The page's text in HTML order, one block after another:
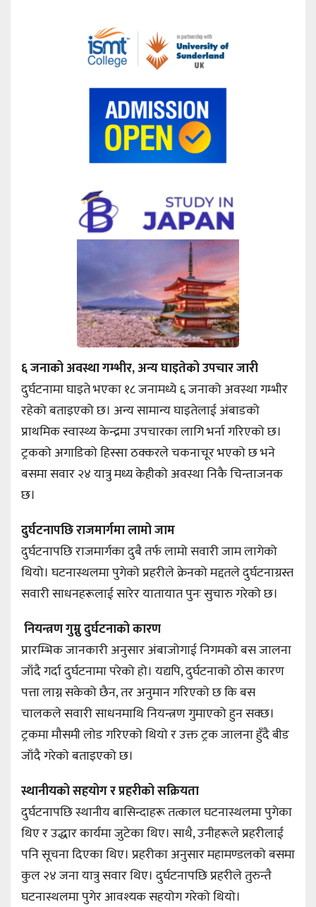
६ जनाको अवस्था गम्भीर, अन्य घाइतेको उपचार जारी
दुर्घटनामा घाइते भएका १८ जनामध्ये ६ जनाको अवस्था गम्भीर
रहेको बताइएको छ। अन्य सामान्य घाइतेलाई अंबाडको
प्राथमिक स्वास्थ्य केन्द्रमा उपचारका लागि भर्ना गरिएको छ।
ट्रकको अगाडिको हिस्सा ठक्करले चकनाचूर भएको छ भने
बसमा सवार २४ यात्रु मध्य केहीको अवस्था निकै चिन्ताजनक
छ।
दुर्घटनापछि राजमार्गमा लामो जाम
दुर्घटनापछि राजमार्गका दुबै तर्फ लामो सवारी जाम लागेको
थियो। घटनास्थलमा पुगेको प्रहरीले क्रेनको मद्दतले दुर्घटनाग्रस्त
सवारी साधनहरूलाई सारेर यातायात पुनः सुचारु गरेको छ।
नियन्त्रण गुम्नु दुर्घटनाको कारण
प्रारम्भिक जानकारी अनुसार अंबाजोगाई निगमको बस जालना
जाँदै गर्दा दुर्घटनामा परेको हो। यद्यपि, दुर्घटनाको ठोस कारण
पत्ता लाग्न सकेको छैन, तर अनुमान गरिएको छ कि बस
चालकले सवारी साधनमाथि नियन्त्रण गुमाएको हुन सक्छ।
ट्रकमा मौसमी लोड गरिएको थियो र उक्त ट्रक जालना हुँदै बीड
जाँदै गरेको बताइएको छ।
स्थानीयको सहयोग र प्रहरीको सक्रियता
दुर्घटनापछि स्थानीय बासिन्दाहरू तत्काल घटनास्थलमा पुगेका
थिए र उद्धार कार्यमा जुटेका थिए। साथै, उनीहरूले प्रहरीलाई
पनि सूचना दिएका थिए। प्रहरीका अनुसार महामण्डलको बसमा
कुल २४ जना यात्रु सवार थिए। दुर्घटनापछि प्रहरीले तुरुन्तै
घटनास्थलमा पुगेर आवश्यक सहयोग गरेको थियो।